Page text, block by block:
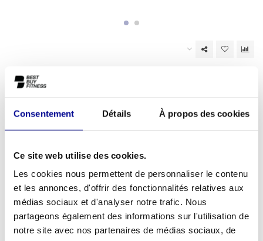
Consentement Détails À propos des cookies
Ce site web utilise des cookies.
Les cookies nous permettent de personnaliser le contenu
et les annonces, d'offrir des fonctionnalités relatives aux
médias sociaux et d'analyser notre trafic. Nous
partageons également des informations sur l'utilisation de
notre site avec nos partenaires de médias sociaux, de
AJOUTER AU DEVIS
MATÉRIEL DE FITNESS
PROFESSIONNEL
GARANTIE D'UN AN EN
STANDARD
PLUS DE 28 ANS
MEILLEURS PRIX ET